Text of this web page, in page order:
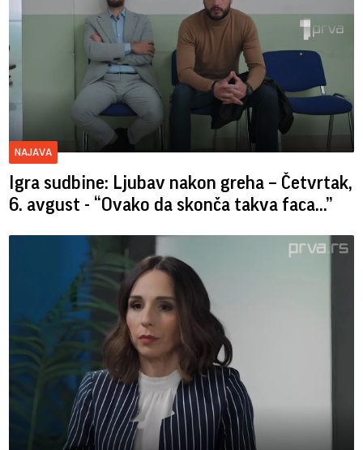
NAJAVA
Igra sudbine: Ljubav nakon greha – Četvrtak,
6. avgust - “Ovako da skonča takva faca…”